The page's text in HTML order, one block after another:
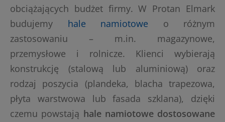
obciążających budżet firmy. W Protan Elmark
budujemy hale namiotowe o różnym
zastosowaniu – m.in. magazynowe,
przemysłowe i rolnicze. Klienci wybierają
konstrukcję (stalową lub aluminiową) oraz
rodzaj poszycia (plandeka, blacha trapezowa,
płyta warstwowa lub fasada szklana), dzięki
czemu powstają hale namiotowe dostosowane